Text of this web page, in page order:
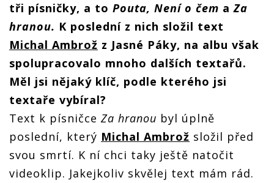
tři písničky, a to Pouta, Není o čem a Za
hranou. K poslední z nich složil text
Michal Ambrož z Jasné Páky, na albu však
spolupracovalo mnoho dalších textařů.
Měl jsi nějaký klíč, podle kterého jsi
textaře vybíral?
Text k písničce Za hranou byl úplně
poslední, který Michal Ambrož složil před
svou smrtí. K ní chci taky ještě natočit
videoklip. Jakejkoliv skvělej text mám rád.